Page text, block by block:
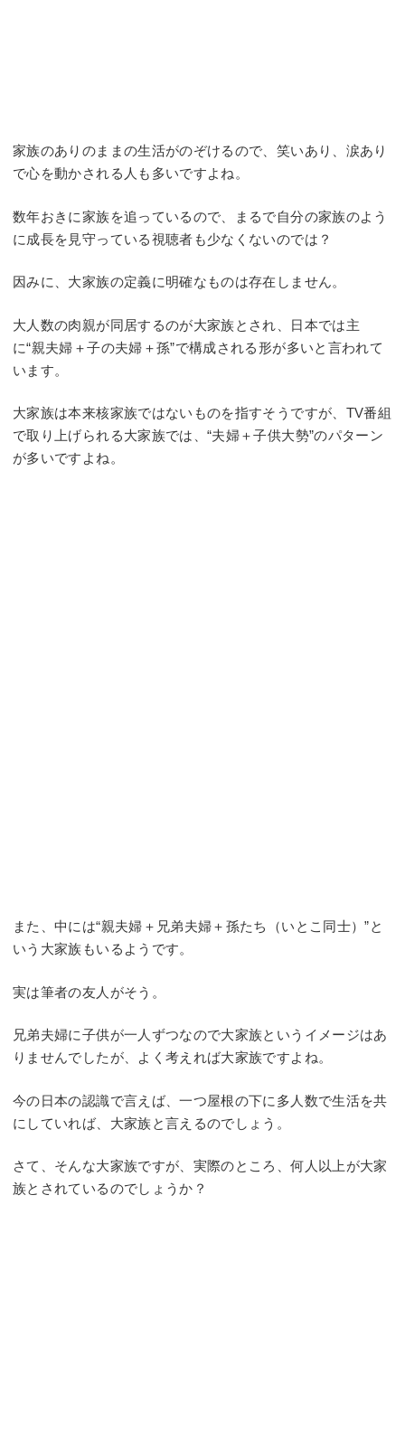
家族のありのままの生活がのぞけるので、笑いあり、涙あり
で心を動かされる人も多いですよね。
数年おきに家族を追っているので、まるで自分の家族のよう
に成長を見守っている視聴者も少なくないのでは？
因みに、大家族の定義に明確なものは存在しません。
大人数の肉親が同居するのが大家族とされ、日本では主
に“親夫婦＋子の夫婦＋孫”で構成される形が多いと言われて
います。
大家族は本来核家族ではないものを指すそうですが、TV番組
で取り上げられる大家族では、“夫婦＋子供大勢”のパターン
が多いですよね。
また、中には“親夫婦＋兄弟夫婦＋孫たち（いとこ同士）”と
いう大家族もいるようです。
実は筆者の友人がそう。
兄弟夫婦に子供が一人ずつなので大家族というイメージはあ
りませんでしたが、よく考えれば大家族ですよね。
今の日本の認識で言えば、一つ屋根の下に多人数で生活を共
にしていれば、大家族と言えるのでしょう。
さて、そんな大家族ですが、実際のところ、何人以上が大家
族とされているのでしょうか？